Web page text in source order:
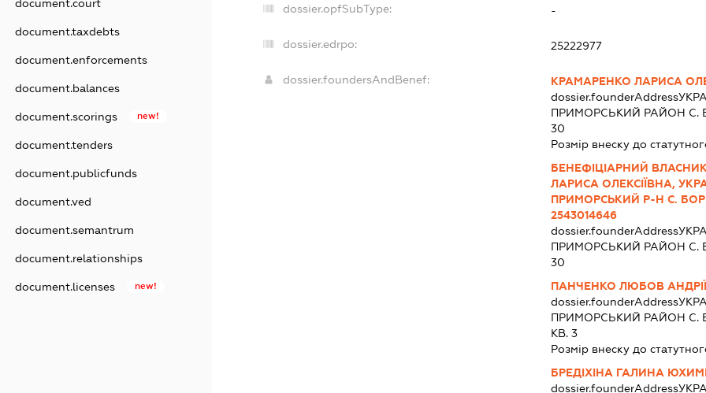
document.court
document.taxdebts
document.enforcements
document.balances
document.scorings new!
document.tenders
document.publicfunds
document.ved
document.semantrum
document.relationships
document.licenses new!
dossier.opfSubType: -
dossier.edrpo: 25222977
dossier.foundersAndBenef:
КРАМАРЕНКО ЛАРИСА
dossier.founderAddress
ПРИМОРСЬКИЙ РАЙОН С.
30
Розмір внеску до
БЕНЕФІЦІАРНИЙ
ЛАРИСА ОЛЕКСІЇВНА,
ПРИМОРСЬКИЙ Р-Н С.
2543014646
dossier.founderAddress
ПРИМОРСЬКИЙ РАЙОН С.
30
ПАНЧЕНКО ЛЮБОВ
dossier.founderAddress
ПРИМОРСЬКИЙ РАЙОН С.
КВ. 3
Розмір внеску до
БРЕДІХІНА ГАЛИНА
dossier.founderAddress